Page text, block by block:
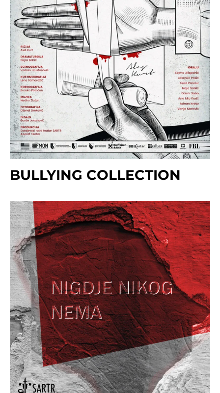
BULLYING COLLECTION